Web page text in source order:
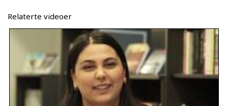
Relaterte videoer